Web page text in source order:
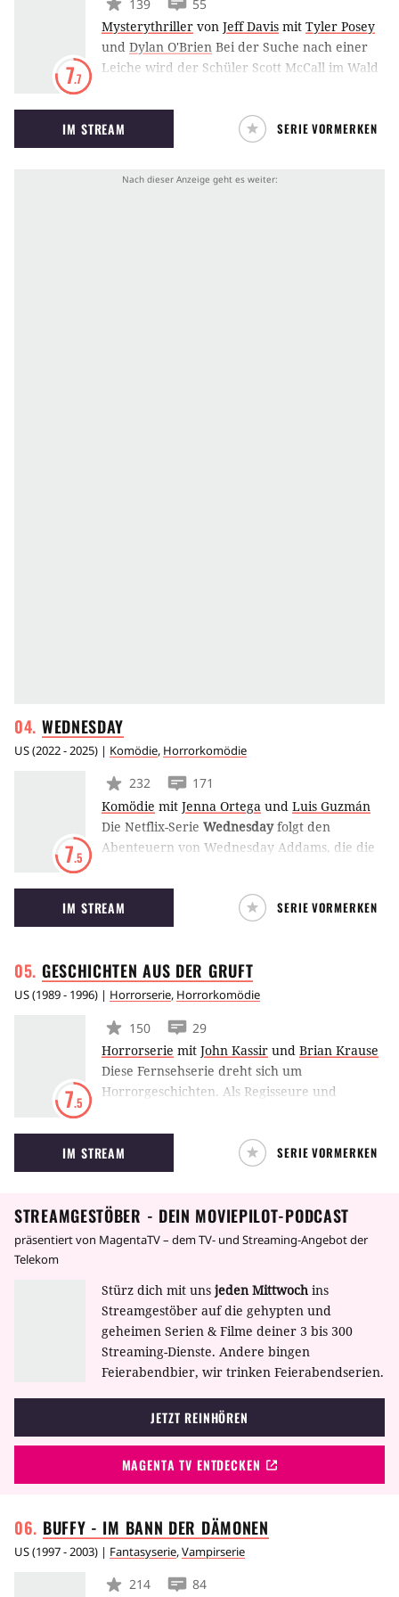
7.7
139
55
Mysterythriller von Jeff Davis mit Tyler Posey
und Dylan O'Brien Bei der Suche nach einer
Leiche wird der Schüler Scott McCall im Wald
gebissen. Schon bald darauf entwickelt er
seltsame Fähigkeiten, und auch seine
Attraktivität scheint immens gesteigert. Dabei
schönen neuen Mädchen an der Schule. Doch
IM STREAM SERIE VORMERKEN
WEDNESDAY
US(2022 - 2025) | Komödie, Horrorkomödie
7.5
232
171
Komödie mit Jenna Ortega und Luis Guzmán
Die Netflix-Serie Wednesdayfolgt den
Abenteuern von Wednesday Addams, die die
nur ihre eigenen Kräfte zu beherrschen lernt,
sondern auch einen Mord aufklären und sich
finsteren Mächten stellen muss. Inszeniert
IM STREAM SERIE VORMERKEN
GESCHICHTEN AUS DER GRUFT
US(1989 - 1996) | Horrorserie, Horrorkomödie
7.5
150
29
Horrorserie mit John Kassir und Brian Krause
Diese Fernsehserie dreht sich um
Horrorgeschichten. Als Regisseure und
große Namen aus Hollywood Pate, unter
anderem Robert Zemeckis, Richard Donner
oder Frank Darabont. Zusammengehalten
bekannten "Crypt Keeper", der jeweils die
Rahmengeschichte der Geschichten aus der
IM STREAM SERIE VORMERKEN
STREAMGESTÖBER - DEIN MOVIEPILOT-PODCAST
präsentiert von MagentaTV – dem TV- und Streaming-Angebot der
Telekom
Stürz dich mit uns jeden Mittwoch ins
Streamgestöber auf die gehypten und
geheimen Serien & Filme deiner 3 bis 300
Streaming-Dienste. Andere bingen
Feierabendbier, wir trinken Feierabendserien.
JETZT REINHÖREN
MAGENTA TV ENTDECKEN
BUFFY - IM BANN DER DÄMONEN
US(1997 - 2003) | Fantasyserie,Vampirserie
214 84